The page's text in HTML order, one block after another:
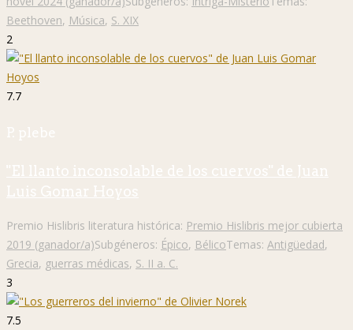
Beethoven, Música, S. XIX
2
7.7
P. plebe
"El llanto inconsolable de los cuervos" de Juan
Luis Gomar Hoyos
Premio Hislibris literatura histórica: Premio Hislibris mejor cubierta
2019 (ganador/a)Subgéneros: Épico, BélicoTemas: Antigüedad,
Grecia, guerras médicas, S. II a. C.
3
7.5